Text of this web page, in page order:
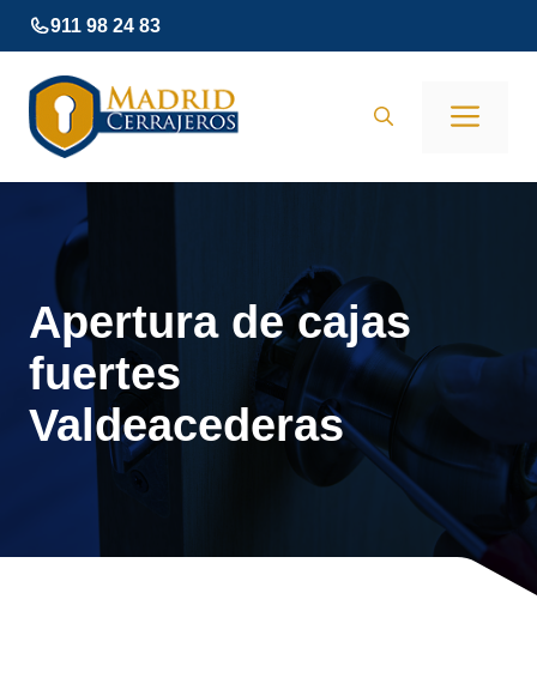
Saltar
al
contenido
911 98 24 83
Apertura de cajas
fuertes
Valdeacederas